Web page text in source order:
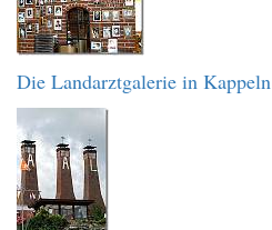
Die Landarztgalerie in Kappeln